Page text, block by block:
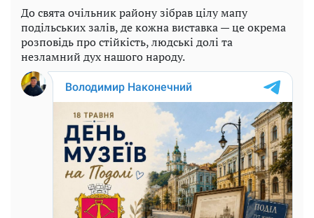
До свята очільник району зібрав цілу мапу
подільських залів, де кожна виставка — це окрема
розповідь про стійкість, людські долі та
незламний дух нашого народу.